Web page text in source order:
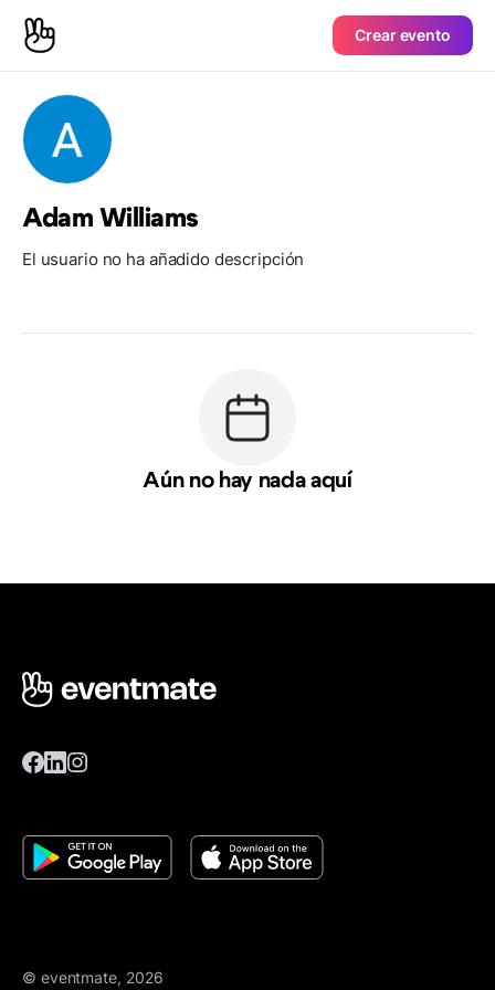
Crear evento
Adam Williams
El usuario no ha añadido descripción
Aún no hay nada aquí
© eventmate, 2026